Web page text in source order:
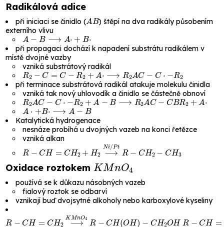
Radikálová adice
při iniciaci se činidlo (
A B
) štěpí na dva radikály působením
externího vlivu
A−B⟶A B
při propagaci dochází k napadení substrátu radikálem v
místě dvojné vazby
vzniká substrátový radikál
R2−C=C−R2+A⋅⟶R2A C⋅ R2
při terminace substrátová radikál atakuje molekulu činidla
vzniká tak nový uhlovodík a činidlo se částečně obnoví
R2AC−C⋅−R2+A−B⟶R2AC−CBR2+A⋅
A⋅+B⋅⟶A −B
Katalytická hydrogenace
nesnáze probíhá u dvojných vazeb na konci řetězce
vzniká alkan
R H=C 2+H ⟶N i/PtR− H2−C
Oxidace roztokem
KM n O4
používá se k důkazu násobných vazeb
fialový roztok se odbarví
vznikají buď dvojsytné alkoholy nebo karboxylové kyseliny
R H=C 2⟶ KMnO 4R CH(OH)− H2O H R−C =CH